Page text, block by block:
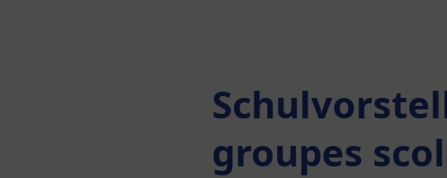
groupes